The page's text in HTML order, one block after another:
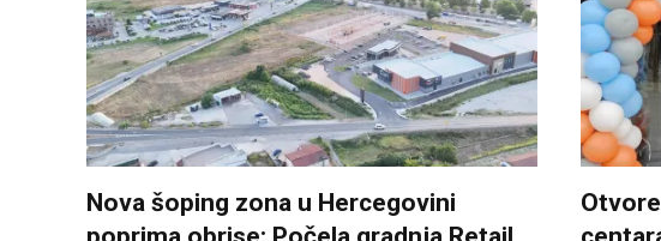
Nova šoping zona u Hercegovini